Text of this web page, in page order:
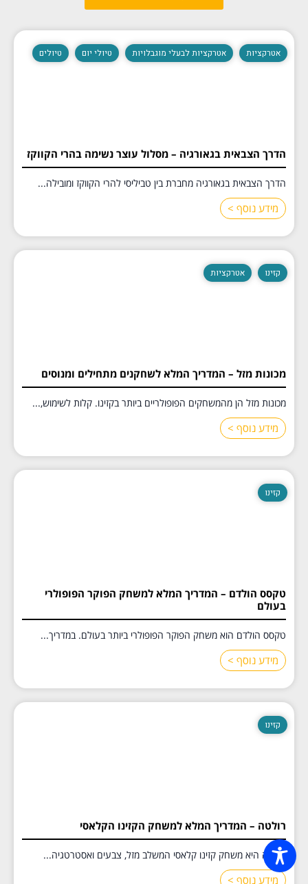
אטרקציות אטרקציות לבעלי מוגבלויות טיולי יום טיולים
הדרך הצבאית בגאורגיה – מסלול עוצר נשימה בהרי הקווקז
הדרך הצבאית בגאורגיה מחברת בין טביליסי להרי הקווקז ומובילה...
מידע נוסף >
קזינו אטרקציות
מכונות מזל – המדריך המלא לשחקנים מתחילים ומנוסים
מכונות מזל הן מהמשחקים הפופולריים ביותר בקזינו. קלות לשימוש,...
מידע נוסף >
קזינו
טקסס הולדם – המדריך המלא למשחק הפוקר הפופולרי
בעולם
טקסס הולדם הוא משחק הפוקר הפופולרי ביותר בעולם. במדריך...
מידע נוסף >
קזינו
רולטה – המדריך המלא למשחק הקזינו הקלאסי
רולטה היא משחק קזינו קלאסי המשלב מזל, צבעים ואסטרטגיה...
מידע נוסף >